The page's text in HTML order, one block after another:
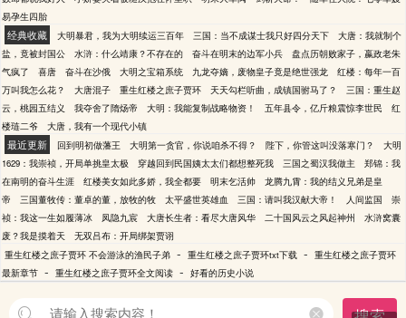
易孕生四胎
经典收藏 大明暴君，我为大明续运三百年 三国：当不成谋士我只好四分天下
大唐：我就制个
盐，竟被封国公
水浒：什么靖康？不存在的 奋斗在明末的边军小兵
盘点历朝败家子，嬴政老朱
气疯了
喜唐 奋斗在沙俄 大明之宝箱系统 九龙夺嫡，废物皇子竟是绝世强龙
红楼：每年一百
万叫我怎么花？
大唐混子 重生红楼之庶子贾环 天天勾栏听曲，成镇国驸马了？
三国：重生赵
云，桃园五结义
我夺舍了隋炀帝 大明：我能复制战略物资！ 五年县令，亿斤粮震惊李世民
红
楼琏二爷
大唐，我有一个现代小镇
最近更新 回到明初做藩王 大明第一贪官，你说咱杀不得？ 陛下，你管这叫没落寒门？
大明
1629：我崇祯，开局单挑皇太极
穿越回到民国姨太太们都想整死我 三国之蜀汉我做主
郑锦：我
在南明的奋斗生涯
红楼美女如此多娇，我全都要 明末乞活帅
龙腾九霄：我的结义兄弟是皇
帝
三国董牧传：董卓的董，放牧的牧 太平盛世英雄血 三国：请叫我汉献大帝！ 人间监国
崇
祯：我这一生如履薄冰
凤隐九宸 大唐长生者：看尽大唐风华 二十国风云之风起神州
水浒窝囊
废？我是摸着天
无双吕布：开局绑架贾诩
重生红楼之庶子贾环 不会游泳的渔民子弟 - 重生红楼之庶子贾环txt下载 - 重生红楼之庶子贾环
最新章节 - 重生红楼之庶子贾环全文阅读 - 好看的历史小说